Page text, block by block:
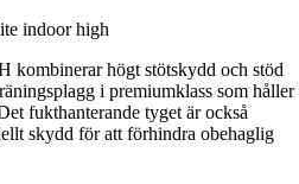
indoor high
högt stötskydd och stöd
i premiumklass som håller
fukthanterande tyget är också
skydd för att förhindra obehaglig